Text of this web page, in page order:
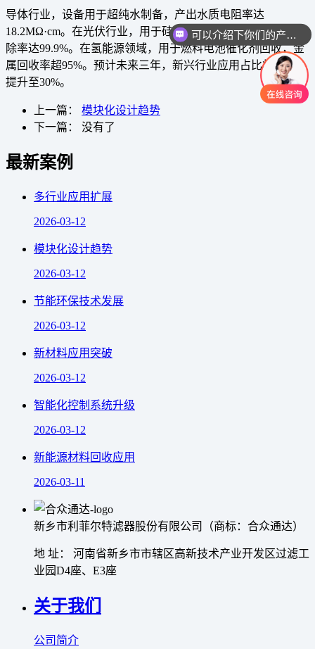
导体行业，设备用于超纯水制备，产出水质电阻率达
18.2MΩ·cm。在光伏行业，用于硅料清洗废水处理，悬浮物去
除率达99.9%。在氢能源领域，用于燃料电池催化剂回收，金
属回收率超95%。预计未来三年，新兴行业应用占比将从15%
提升至30%。
上一篇： 模块化设计趋势
下一篇： 没有了
最新案例
多行业应用扩展
2026-03-12
模块化设计趋势
2026-03-12
节能环保技术发展
2026-03-12
新材料应用突破
2026-03-12
智能化控制系统升级
2026-03-12
新能源材料回收应用
2026-03-11
新乡市利菲尔特滤器股份有限公司（商标：合众通达）
地 址： 河南省新乡市市辖区高新技术产业开发区过滤工
业园D4座、E3座
关于我们
公司简介